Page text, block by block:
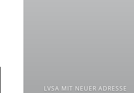
LVSA MIT NEUER ADRESSE